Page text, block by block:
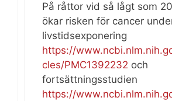
På råttor vid så lågt som
ökar risken för cancer
livstidsexponering
https://
cles/PMC1392232 och
fortsättningsstudien
https://